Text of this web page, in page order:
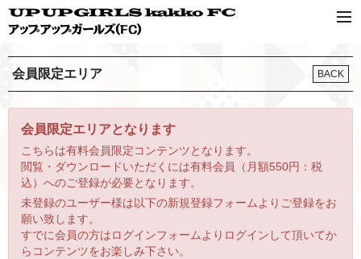
会員限定エリア BACK
会員限定エリアとなります
こちらは有料会員限定コンテンツとなります。
閲覧・ダウンロードいただくには有料会員（月額550円：税
込）へのご登録が必要となります。
未登録のユーザー様は以下の新規登録フォームよりご登録をお
願い致します。
すでに会員の方はログインフォームよりログインして頂いてか
らコンテンツをお楽しみ下さい。